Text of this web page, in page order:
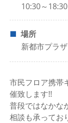
10:30～18:30
場所
新都市プラザ
市民フロア携帯
催致します!!
普段ではなかな
相談も承ってお